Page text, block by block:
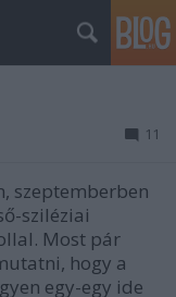
11
szeptemberben
sziléziai
Most pár
hogy a
egy-egy ide